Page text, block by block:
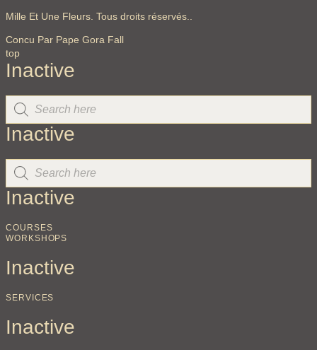
Mille Et Une Fleurs. Tous droits réservés..
Concu Par Pape Gora Fall
top
Inactive
Inactive
Inactive
COURSES
WORKSHOPS
Inactive
SERVICES
Inactive